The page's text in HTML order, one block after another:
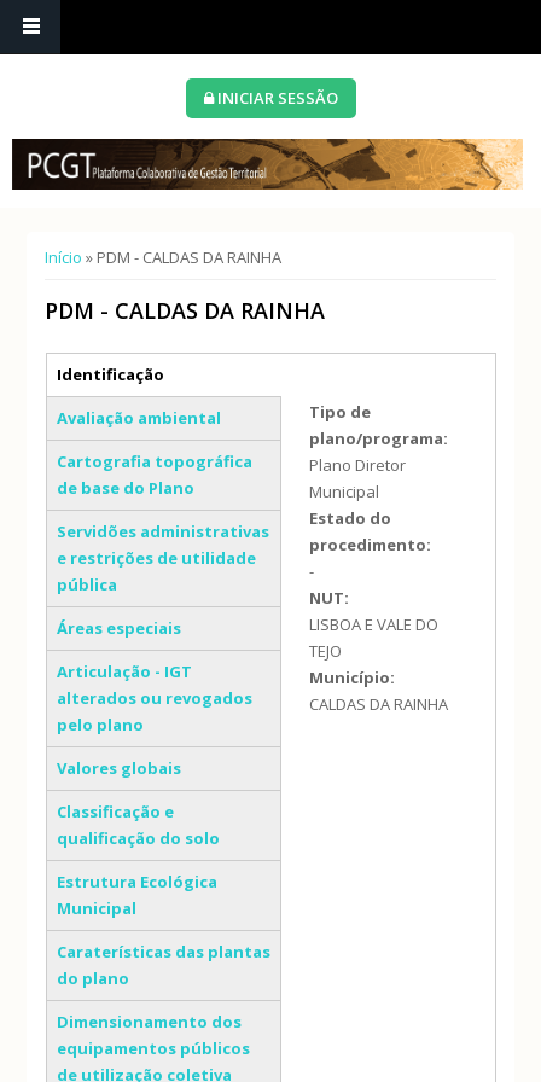
INICIAR SESSÃO
Está aqui
Início » PDM - CALDAS DA RAINHA
PDM - CALDAS DA RAINHA
Separadores verticais
Identificação
(separador ativo)
Avaliação ambiental
Cartografia topográfica
de base do Plano
Servidões administrativas
e restrições de utilidade
pública
Áreas especiais
Articulação - IGT
alterados ou revogados
pelo plano
Valores globais
Classificação e
qualificação do solo
Estrutura Ecológica
Municipal
Caraterísticas das plantas
do plano
Dimensionamento dos
equipamentos públicos
de utilização coletiva
Tipo de
plano/programa:
Plano Diretor
Municipal
Estado do
procedimento:
-
NUT:
LISBOA E VALE DO
TEJO
Município:
CALDAS DA RAINHA